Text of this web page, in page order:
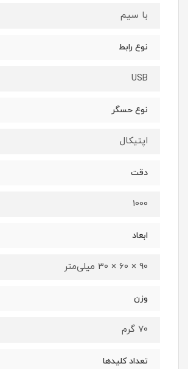
با سیم
نوع رابط
USB
نوع حسگر
اپتیکال
دقت
1000
ابعاد
90 × 60 × 30 میلی‌متر
وزن
70 گرم
تعداد کلیدها